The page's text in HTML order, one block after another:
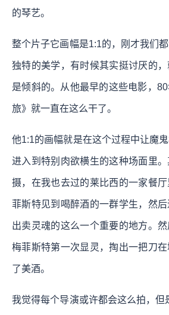
的琴艺。
整个片子它画幅是1:1的，刚才我们
独特的美学，有时候其实挺讨厌的
是倾斜的。从他最早的这些电影，
旅》就一直在这么干了。
他1:1的画幅就是在这个过程中让魔
进入到特别肉欲横生的这种场面里
摄，在我也去过的莱比西的一家餐
菲斯特见到喝醉酒的一群学生，然
出卖灵魂的这么一个重要的地方。然
梅菲斯特第一次显灵，掏出一把刀
了美酒。
我觉得每个导演或许都会这么拍，但